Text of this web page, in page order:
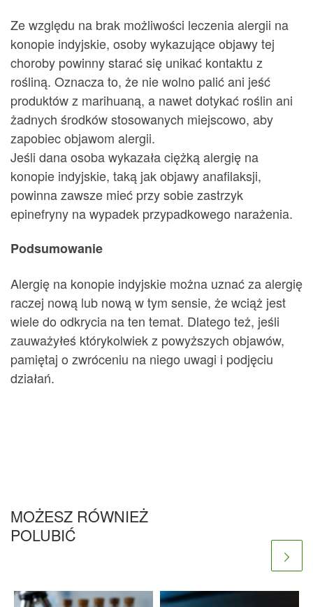
Ze względu na brak możliwości leczenia alergii na
konopie indyjskie, osoby wykazujące objawy tej
choroby powinny starać się unikać kontaktu z
rośliną. Oznacza to, że nie wolno palić ani jeść
produktów z marihuaną, a nawet dotykać roślin ani
żadnych środków stosowanych miejscowo, aby
zapobiec objawom alergii.
Jeśli dana osoba wykazała ciężką alergię na
konopie indyjskie, taką jak objawy anafilaksji,
powinna zawsze mieć przy sobie zastrzyk
epinefryny na wypadek przypadkowego narażenia.
Podsumowanie
Alergię na konopie indyjskie można uznać za alergię
raczej nową lub nową w tym sensie, że wciąż jest
wiele do odkrycia na ten temat. Dlatego też, jeśli
zauważyłeś którykolwiek z powyższych objawów,
pamiętaj o zwróceniu na niego uwagi i podjęciu
działań.
MOŻESZ RÓWNIEŻ
POLUBIĆ